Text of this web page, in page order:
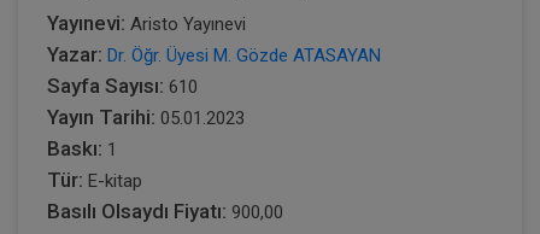
Yayınevi: Aristo Yayınevi
Yazar: Dr. Öğr. Üyesi M. Gözde ATASAYAN
Sayfa Sayısı: 610
Yayın Tarihi: 05.01.2023
Baskı: 1
Tür: E-kitap
Basılı Olsaydı Fiyatı: 900,00